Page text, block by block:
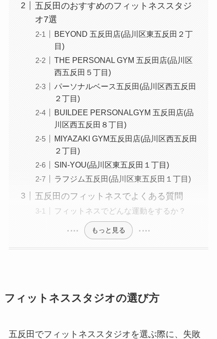
五反田のおすすめのフィットネススタジ
オ7選
BEYOND 五反田店(品川区東五反田２丁
目)
THE PERSONAL GYM 五反田店(品川区
西五反田５丁目)
パーソナルベース五反田(品川区西五反田
２丁目)
BUILDEE PERSONALGYM 五反田店(品
川区西五反田８丁目)
MIYAZAKI GYM五反田店(品川区西五反田
２丁目)
SIN-YOU(品川区東五反田１丁目)
ラフジム五反田(品川区東五反田１丁目)
五反田のフィットネスでよくある質問
フィットネスでどんな運動をするか？
もっと見る
フィットネススタジオの選び方
五反田でフィットネススタジオを選ぶ際に、失敗